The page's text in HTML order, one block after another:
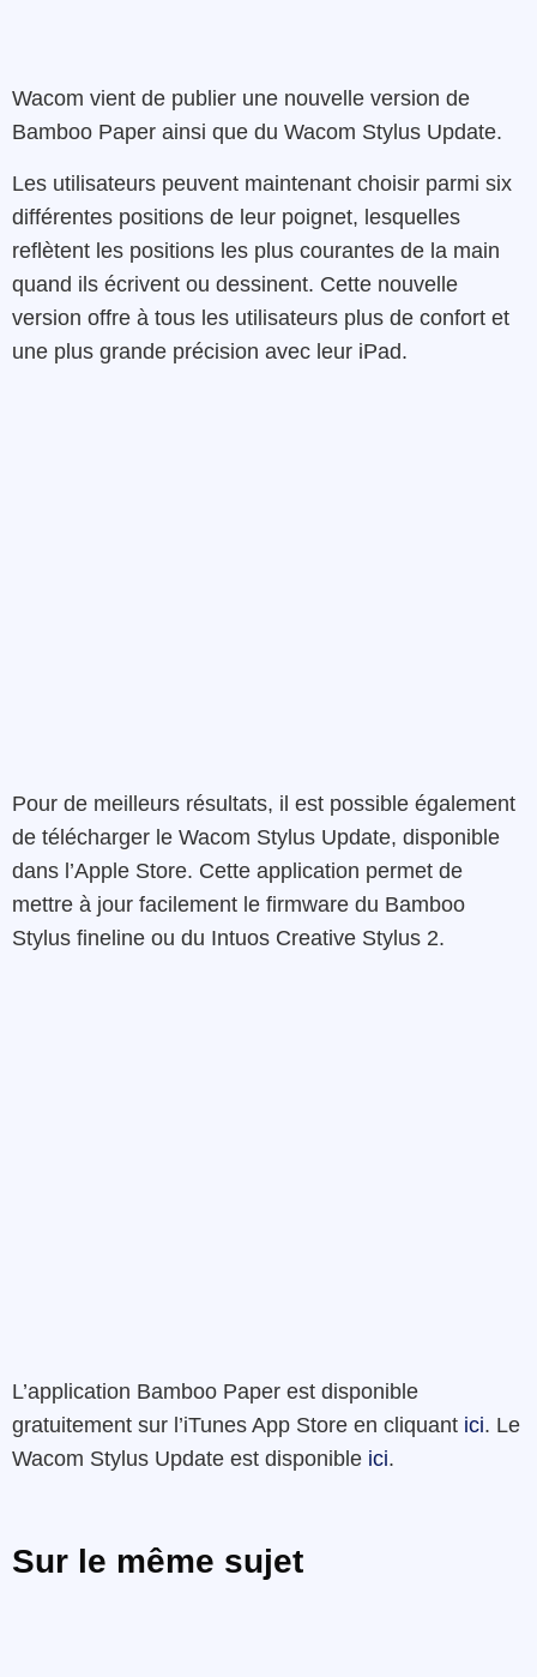
Wacom vient de publier une nouvelle version de
Bamboo Paper ainsi que du Wacom Stylus Update.
Les utilisateurs peuvent maintenant choisir parmi six
différentes positions de leur poignet, lesquelles
reflètent les positions les plus courantes de la main
quand ils écrivent ou dessinent. Cette nouvelle
version offre à tous les utilisateurs plus de confort et
une plus grande précision avec leur iPad.
Pour de meilleurs résultats, il est possible également
de télécharger le Wacom Stylus Update, disponible
dans l’Apple Store. Cette application permet de
mettre à jour facilement le firmware du Bamboo
Stylus fineline ou du Intuos Creative Stylus 2.
L’application Bamboo Paper est disponible
gratuitement sur l’iTunes App Store en cliquant ici. Le
Wacom Stylus Update est disponible ici.
Sur le même sujet